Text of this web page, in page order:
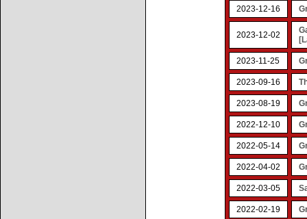
2023-12-16
2023-12-02
2023-11-25
2023-09-16
2023-08-19
2022-12-10
2022-05-14
2022-04-02
2022-03-05
2022-02-19